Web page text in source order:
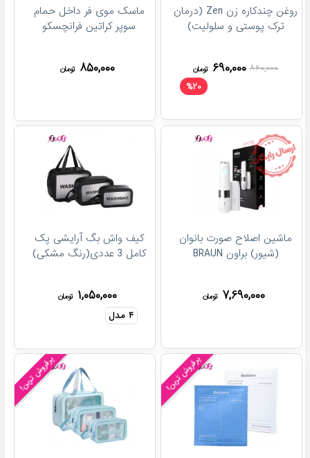
روغن چندکاره زن Zen (درمان
ترک پوستی و سلولیت)
۸۶۰,۰۰۰ ۶۹۰,۰۰۰ تومان
%۲۰
ماسک موی فر داخل حمام
سوپر کراتین فرانچسکو
۸۵۰,۰۰۰ تومان
ماشین اصلاح صورت بانوان
(شیور) براون BRAUN
۷,۶۹۰,۰۰۰ تومان
کیف واش بگ آرایشی پک
کامل 3 عددی(رنگ مشکی)
۱,۰۵۰,۰۰۰ تومان
۴ مدل
پرفروش ترین! پرفروش ترین!